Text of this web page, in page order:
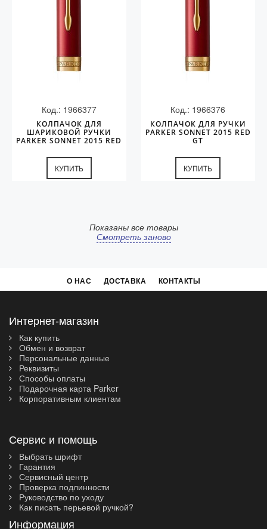
Код.: 1966377
КОЛПАЧОК ДЛЯ
ШАРИКОВОЙ РУЧКИ
PARKER SONNET 2015 RED
КУПИТЬ
Код.: 1966376
КОЛПАЧОК ДЛЯ РУЧКИ
PARKER SONNET 2015 RED
GT
КУПИТЬ
Показаны все товары
Смотреть заново
О НАС ДОСТАВКА КОНТАКТЫ
Интернет-магазин
Как купить
Обмен и возврат
Персональные данные
Реквизиты
Способы оплаты
Подарочная карта Parker
Корпоративным клиентам
Сервис и помощь
Выбрать шрифт
Гарантия
Сервисный центр
Проверка подлинности
Руководство по уходу
Как писать перьевой ручкой?
Информация